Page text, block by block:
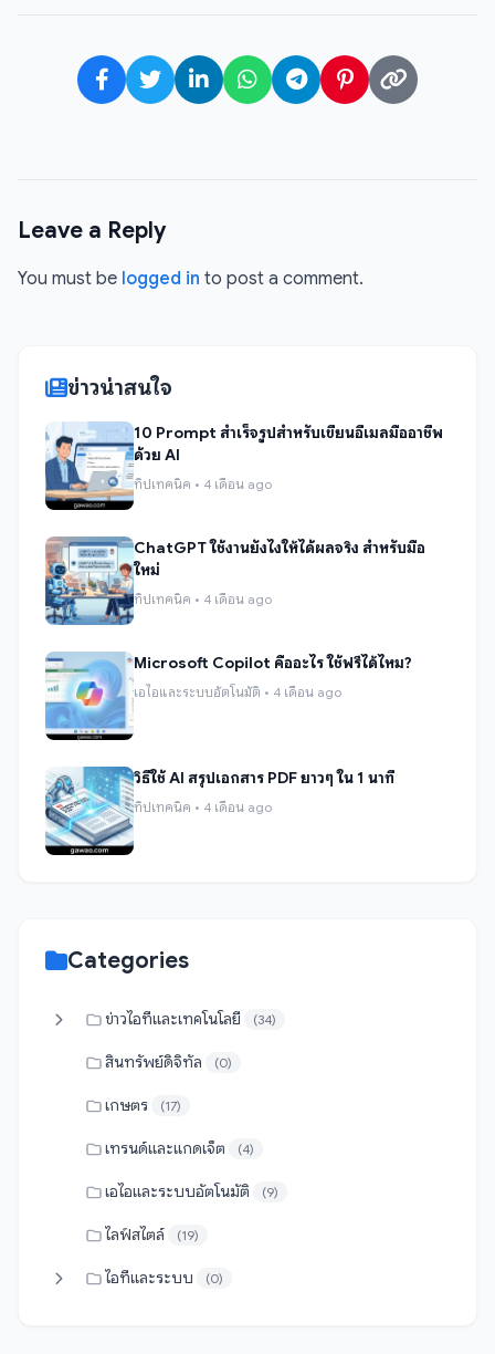
Leave a Reply
You must be logged in to post a comment.
ข่าวน่าสนใจ
10 Prompt สำเร็จรูปสำหรับเขียนอีเมลมืออาชีพ
ด้วย AI
ทิปเทคนิค • 4 เดือน ago
ChatGPT ใช้งานยังไงให้ได้ผลจริง สำหรับมือ
ใหม่
ทิปเทคนิค • 4 เดือน ago
Microsoft Copilot คืออะไร ใช้ฟรีได้ไหม?
เอไอและระบบอัตโนมัติ • 4 เดือน ago
วิธีใช้ AI สรุปเอกสาร PDF ยาวๆ ใน 1 นาที
ทิปเทคนิค • 4 เดือน ago
Categories
ข่าวไอทีและเทคโนโลยี (34)
สินทรัพย์ดิจิทัล (0)
เกษตร (17)
เทรนด์และแกดเจ็ต (4)
เอไอและระบบอัตโนมัติ (9)
ไลฟ์สไตล์ (19)
ไอทีและระบบ (0)